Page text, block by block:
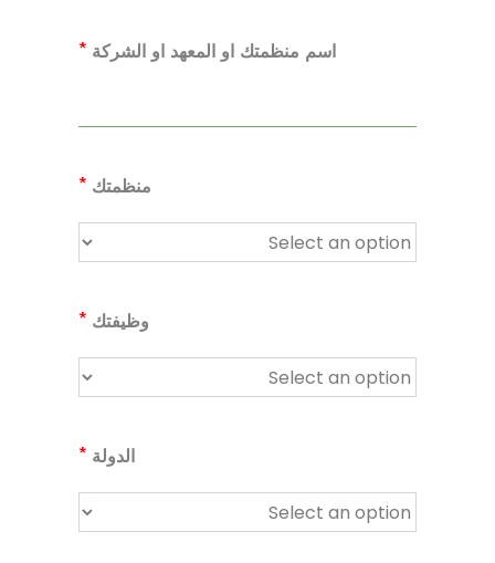
اسم منظمتك او المعهد او الشركة *
منظمتك *
وظيفتك *
الدولة *